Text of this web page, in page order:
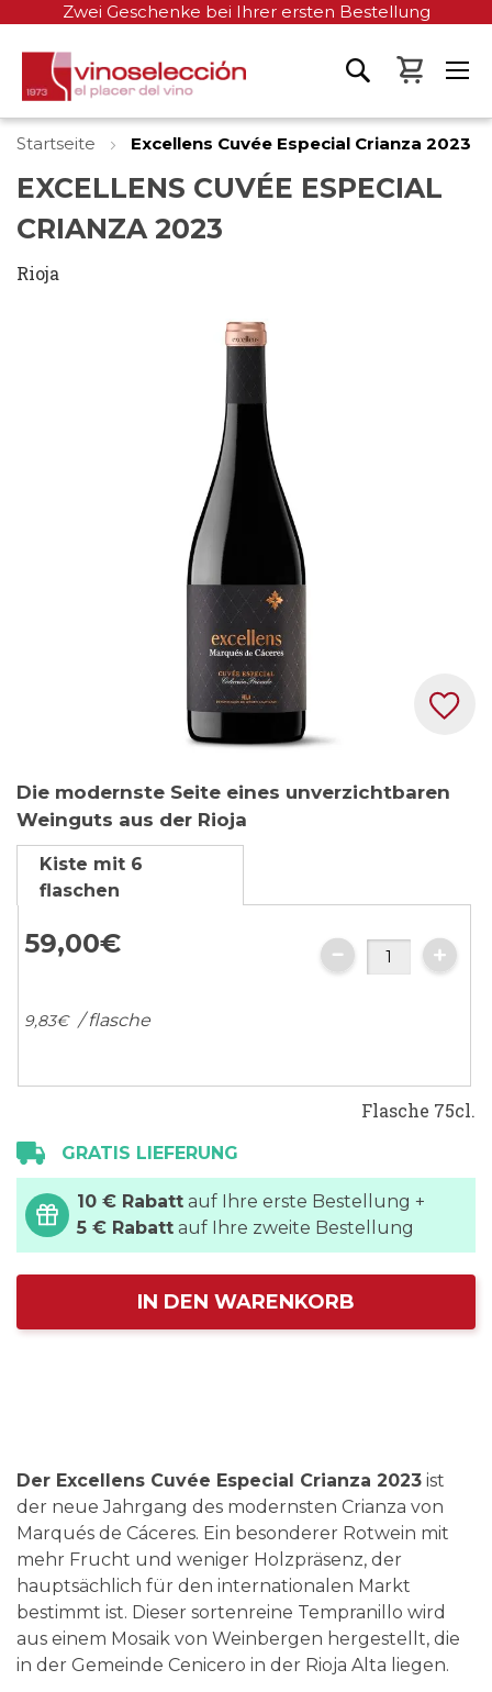
Zwei Geschenke bei Ihrer ersten Bestellung
Mein
Startseite Excellens Cuvée Especial Crianza 2023
EXCELLENS CUVÉE ESPECIAL
CRIANZA 2023
Rioja
Anfang
der
Bildgalerie
springen
Die modernste Seite eines unverzichtbaren
Weinguts aus der Rioja
Kiste mit 6
flaschen
59,00€
9,83€ / flasche
Flasche 75cl.
GRATIS LIEFERUNG
10 € Rabatt auf Ihre erste Bestellung +
5 € Rabatt auf Ihre zweite Bestellung
IN DEN WARENKORB
Der Excellens Cuvée Especial Crianza 2023 ist
der neue Jahrgang des modernsten Crianza von
Marqués de Cáceres. Ein besonderer Rotwein mit
mehr Frucht und weniger Holzpräsenz, der
hauptsächlich für den internationalen Markt
bestimmt ist. Dieser sortenreine Tempranillo wird
aus einem Mosaik von Weinbergen hergestellt, die
in der Gemeinde Cenicero in der Rioja Alta liegen.